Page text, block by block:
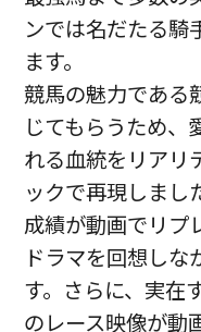
ンでは名だたる騎
ます。
競馬の魅力である
じてもらうため、
れる血統をリアリ
ックで再現しまし
成績が動画でリプ
ドラマを回想しな
す。さらに、実在
のレース映像が動